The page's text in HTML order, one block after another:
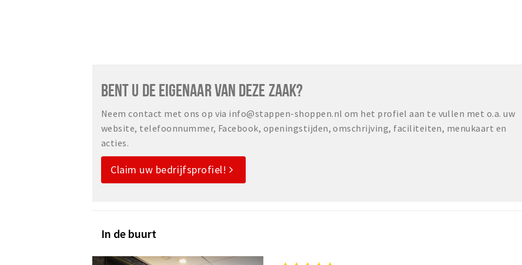
BENT U DE EIGENAAR VAN DEZE ZAAK?
Neem contact met ons op via info@stappen-shoppen.nl om het profiel aan te vullen met o.a. uw
website, telefoonnummer, Facebook, openingstijden, omschrijving, faciliteiten, menukaart en
acties.
Claim uw bedrijfsprofiel!
In de buurt